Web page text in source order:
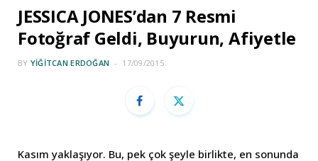
JESSICA JONES’dan 7 Resmi
Fotoğraf Geldi, Buyurun, Afiyetle
BY YIĞITCAN ERDOĞAN 17/09/2015
Kasım yaklaşıyor. Bu, pek çok şeyle birlikte, en sonunda